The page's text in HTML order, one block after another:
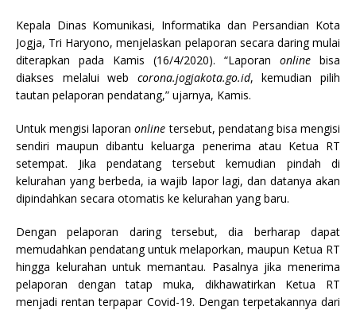
Kepala Dinas Komunikasi, Informatika dan Persandian Kota
Jogja, Tri Haryono, menjelaskan pelaporan secara daring mulai
diterapkan pada Kamis (16/4/2020). “Laporan online bisa
diakses melalui web corona.jogjakota.go.id, kemudian pilih
tautan pelaporan pendatang,” ujarnya, Kamis.
Untuk mengisi laporanonlinetersebut, pendatang bisa mengisi
sendiri maupun dibantu keluarga penerima atau Ketua RT
setempat. Jika pendatang tersebut kemudian pindah di
kelurahan yang berbeda, ia wajib lapor lagi, dan datanya akan
dipindahkan secara otomatis ke kelurahan yang baru.
Dengan pelaporan daring tersebut, dia berharap dapat
memudahkan pendatang untuk melaporkan, maupun Ketua RT
hingga kelurahan untuk memantau. Pasalnya jika menerima
pelaporan dengan tatap muka, dikhawatirkan Ketua RT
menjadi rentan terpapar Covid-19. Dengan terpetakannya dari